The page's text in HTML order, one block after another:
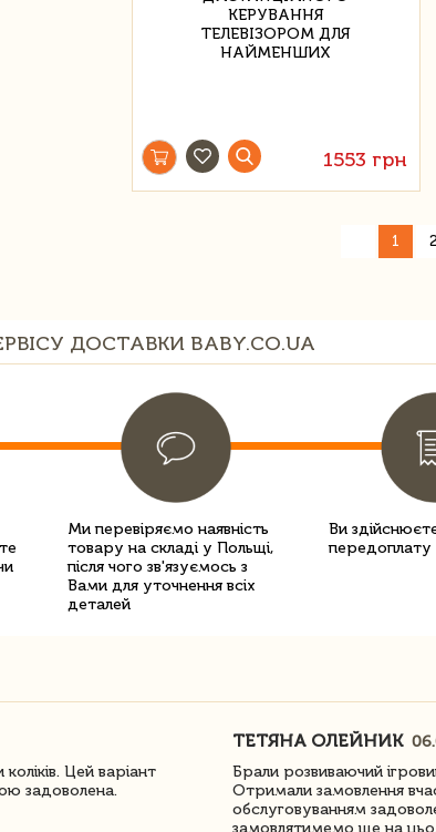
1553 грн
1
ДОСТАВКИ BABY.CO.UA
Ми перевіряємо наявність
товару на складі у Польщі,
після чого зв'язуємось з
Вами для уточнення всіх
деталей
Ви
передоплату
Цей варіант
задоволена.
ТЕТЯНА ОЛЕЙНИК
Брали розвиваючий
Отримали замовлення
обслуговуванням
замовлятимемо ще на